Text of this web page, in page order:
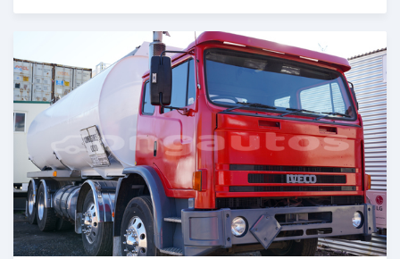
Publié il y a plus de 4 ans